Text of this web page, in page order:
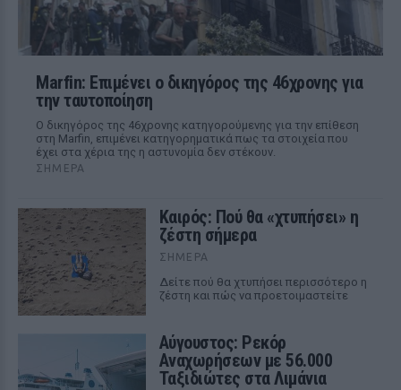
Marfin: Επιμένει ο δικηγόρος της 46χρονης για
την ταυτοποίηση
Ο δικηγόρος της 46χρονης κατηγορούμενης για την επίθεση
στη Marfin, επιμένει κατηγορηματικά πως τα στοιχεία που
έχει στα χέρια της η αστυνομία δεν στέκουν.
ΣΉΜΕΡΑ
Καιρός: Πού θα «χτυπήσει» η
ζέστη σήμερα
ΣΉΜΕΡΑ
Δείτε πού θα χτυπήσει περισσότερο η
ζέστη και πώς να προετοιμαστείτε
Αύγουστος: Ρεκόρ
Αναχωρήσεων με 56.000
Ταξιδιώτες στα Λιμάνια